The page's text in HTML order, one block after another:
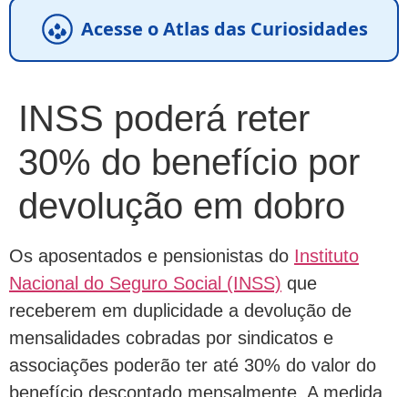
Acesse o Atlas das Curiosidades
INSS poderá reter
30% do benefício por
devolução em dobro
Os aposentados e pensionistas do Instituto
Nacional do Seguro Social (INSS) que
receberem em duplicidade a devolução de
mensalidades cobradas por sindicatos e
associações poderão ter até 30% do valor do
benefício descontado mensalmente. A medida